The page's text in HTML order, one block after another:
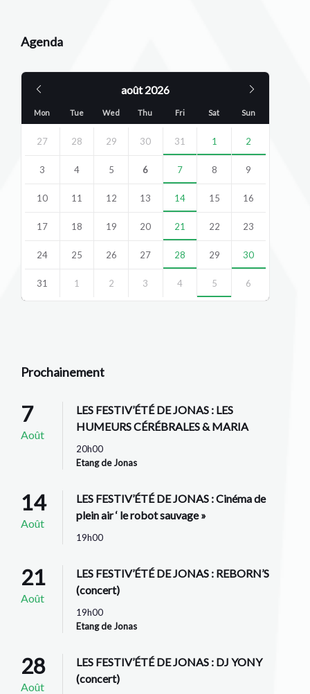
Agenda
août2026
Month
Mon Tue Wed Thu Fri Sat Sun
calendar
27 28 29 30 31 1 2
3 4 5 6 7 8 9
10 11 12 13 14 15 16
17 18 19 20 21 22 23
24 25 26 27 28 29 30
31 1 2 3 4 5 6
Prochainement
7
Août
LES FESTIV’ÉTÉ DE JONAS : LES
HUMEURS CÉRÉBRALES & MARIA
20h00
Etang de Jonas
14
Août
LES FESTIV’ÉTÉ DE JONAS : Cinéma de
plein air ‘ le robot sauvage »
19h00
21
Août
LES FESTIV’ÉTÉ DE JONAS : REBORN’S
(concert)
19h00
Etang de Jonas
28
Août
LES FESTIV’ÉTÉ DE JONAS : DJ YONY
(concert)